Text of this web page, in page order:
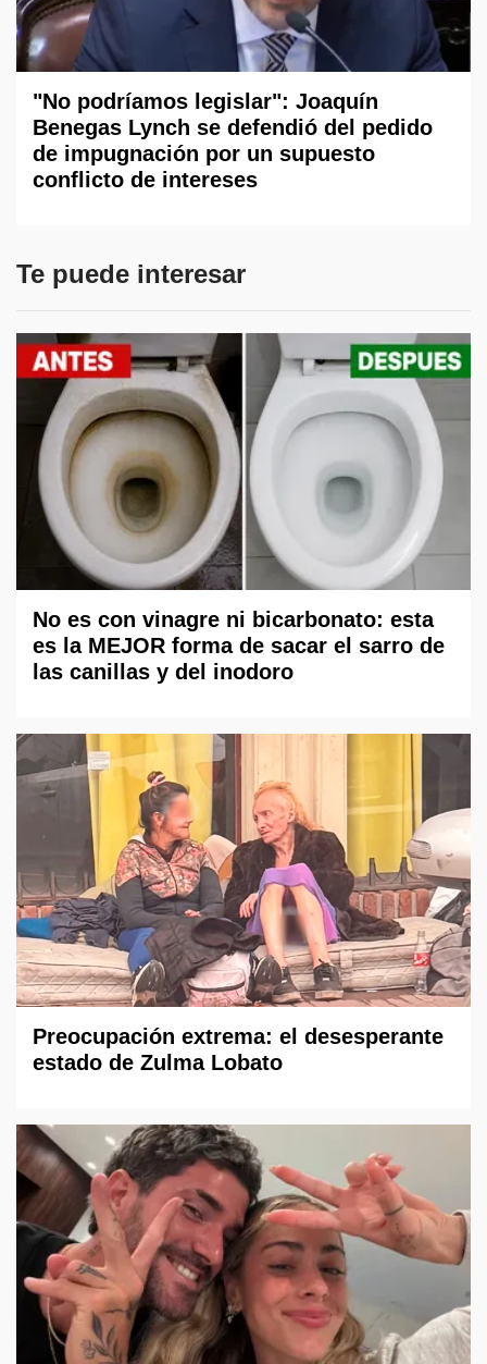
"No podríamos legislar": Joaquín
Benegas Lynch se defendió del pedido
de impugnación por un supuesto
conflicto de intereses
Te puede interesar
No es con vinagre ni bicarbonato: esta
es la MEJOR forma de sacar el sarro de
las canillas y del inodoro
Preocupación extrema: el desesperante
estado de Zulma Lobato